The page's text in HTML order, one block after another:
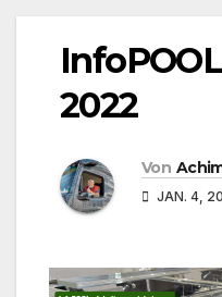
2022
Von
JAN. 4,